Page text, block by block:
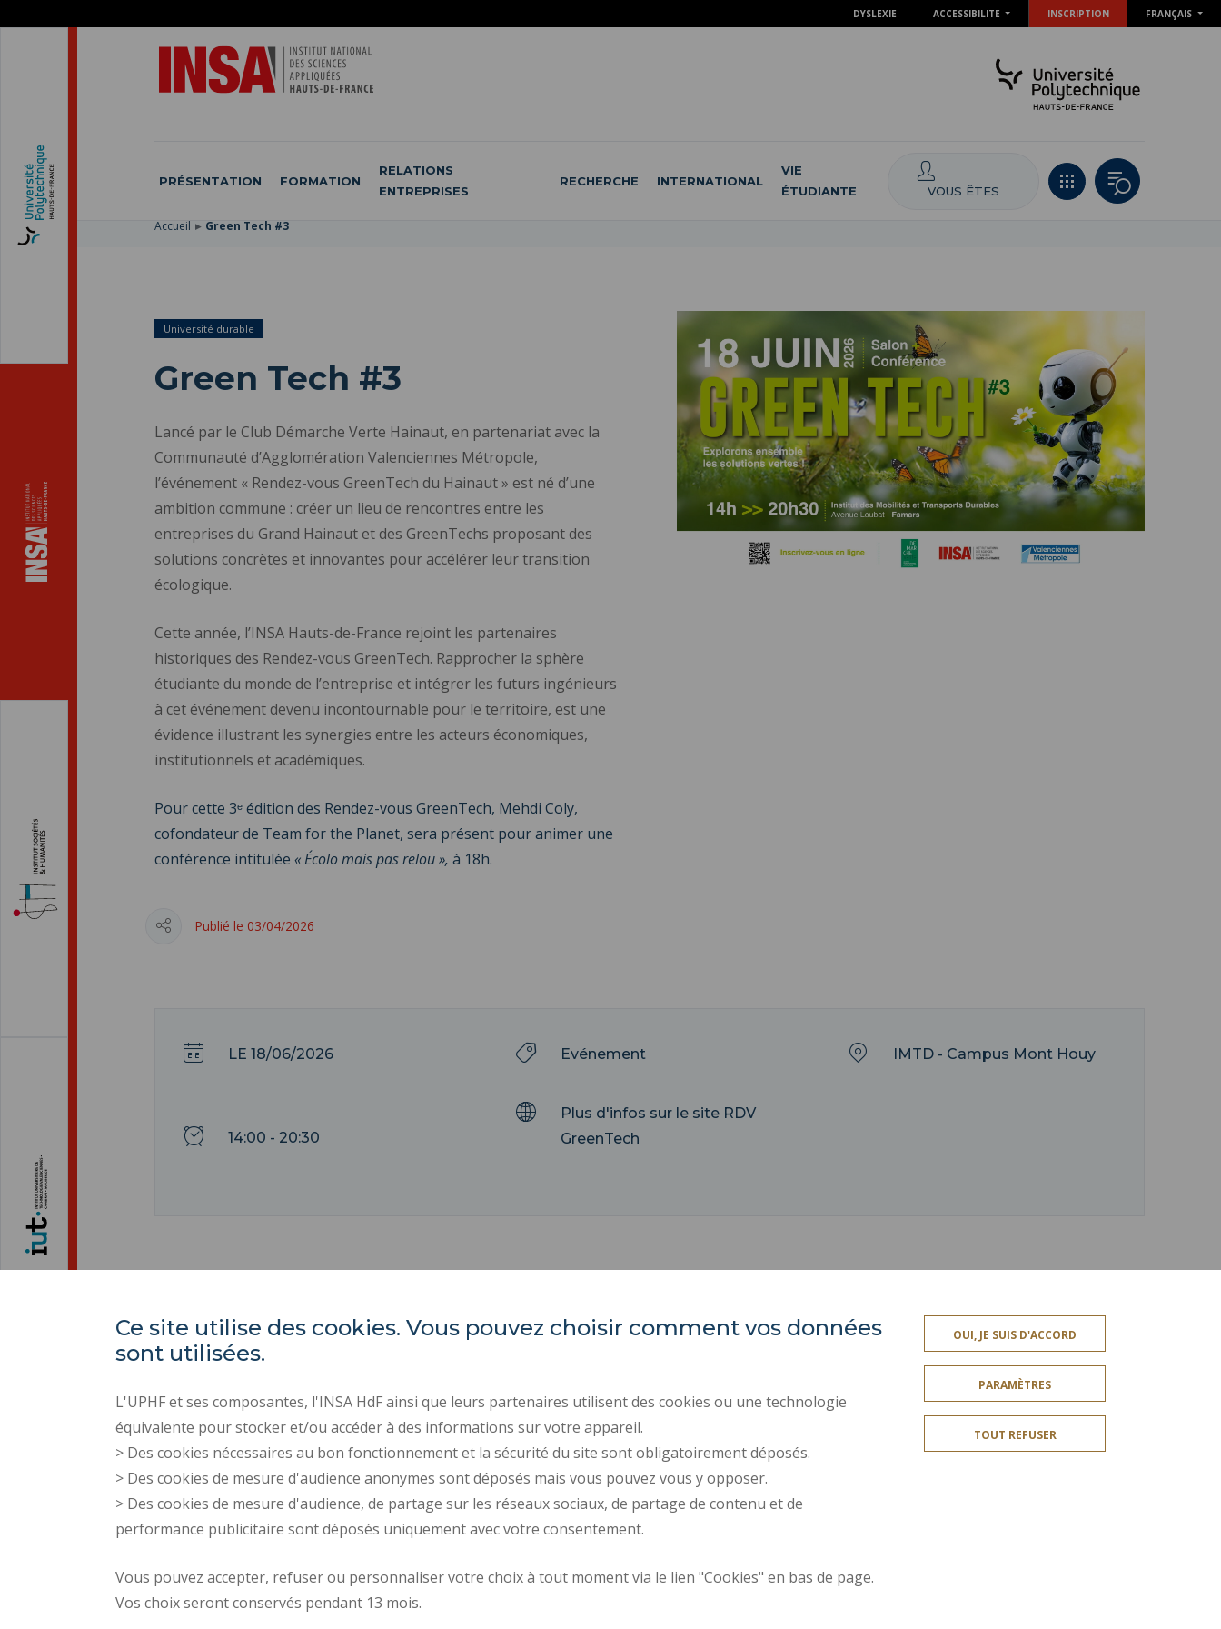
DYSLEXIE ACCESSIBILITE INSCRIPTION FRANÇAIS
PRÉSENTATION FORMATION
RELATIONS
ENTREPRISES
RECHERCHE INTERNATIONAL
VIE
ÉTUDIANTE
VOUS ÊTES
Accueil Green Tech #3
Université durable
Green Tech #3
Lancé par le Club Démarche Verte Hainaut, en partenariat avec la
Communauté d’Agglomération Valenciennes Métropole,
l’événement « Rendez-vous GreenTech du Hainaut » est né d’une
ambition commune : créer un lieu de rencontres entre les
entreprises du Grand Hainaut et des GreenTechs proposant des
solutions concrètes et innovantes pour accélérer leur transition
écologique.
Cette année, l’INSA Hauts-de-France rejoint les partenaires
historiques des Rendez-vous GreenTech. Rapprocher la sphère
étudiante du monde de l’entreprise et intégrer les futurs ingénieurs
à cet événement devenu incontournable pour le territoire, est une
évidence illustrant les synergies entre les acteurs économiques,
institutionnels et académiques.
Pour cette 3ᵉ édition des Rendez-vous GreenTech, Mehdi Coly,
cofondateur de Team for the Planet, sera présent pour animer une
conférence intitulée « Écolo mais pas relou », à 18h.
Publié le 03/04/2026
LE 18/06/2026
14:00 - 20:30
Evénement
Plus d'infos sur le site RDV
GreenTech
IMTD - Campus Mont Houy
INSA Hauts-de-France
59313 Valenciennes cedex 9
Tél. : 03 27 51 12 00 / 12 34
ORGANIGRAMMES ACCESSIBILITÉ
DONNÉES PERSONNELLES
RECRUTEMENTS CRÉDITS
ESPACE PRESSE
CONTACTS
Requête d'amélioration
Ce site utilise des cookies. Vous pouvez choisir comment vos données
sont utilisées.
L'UPHF et ses composantes, l'INSA HdF ainsi que leurs partenaires utilisent des cookies ou une technologie
équivalente pour stocker et/ou accéder à des informations sur votre appareil.
> Des cookies nécessaires au bon fonctionnement et la sécurité du site sont obligatoirement déposés.
> Des cookies de mesure d'audience anonymes sont déposés mais vous pouvez vous y opposer.
> Des cookies de mesure d'audience, de partage sur les réseaux sociaux, de partage de contenu et de
performance publicitaire sont déposés uniquement avec votre consentement.
Vous pouvez accepter, refuser ou personnaliser votre choix à tout moment via le lien "Cookies" en bas de page.
Vos choix seront conservés pendant 13 mois.
OUI, JE SUIS D'ACCORD
PARAMÈTRES
TOUT REFUSER